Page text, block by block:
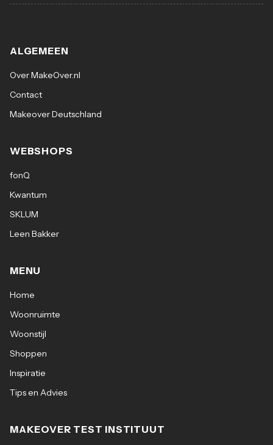
ALGEMEEN
Over MakeOver.nl
Contact
Makeover Deutschland
WEBSHOPS
fonQ
Kwantum
SKLUM
Leen Bakker
MENU
Home
Woonruimte
Woonstijl
Shoppen
Inspiratie
Tips en Advies
MAKEOVER TEST INSTITUUT